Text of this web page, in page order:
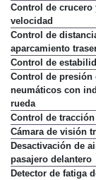
Control de
velocidad
Control de
aparcamiento
Control de
Control de presión
neumáticos con
rueda
Control de tracción
Cámara de visión
Desactivación de
pasajero delantero
Detector de fatiga